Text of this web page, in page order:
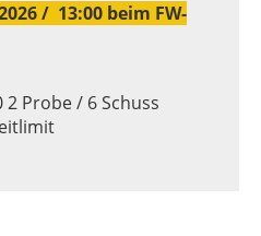
/ 13:00 beim FW-
Probe / 6 Schuss